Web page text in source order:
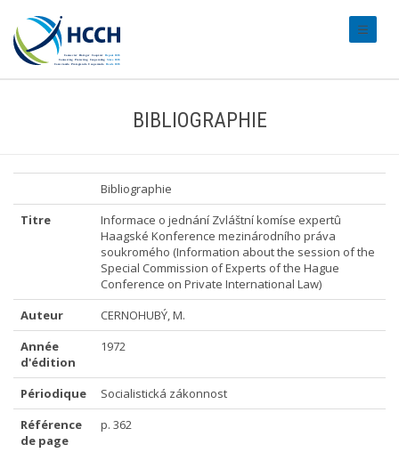
BIBLIOGRAPHIE
Bibliographie
Titre
Informace o jednání Zvláštní komíse expertû
Haagské Konference mezinárodního práva
soukromého (Information about the session of the
Special Commission of Experts of the Hague
Conference on Private International Law)
Auteur
CERNOHUBÝ, M.
Année
d'édition
1972
Périodique
Socialistická zákonnost
Référence
de page
p. 362